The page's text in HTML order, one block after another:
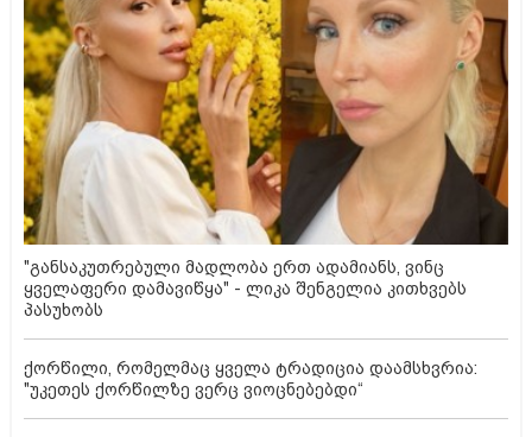
"განსაკუთრებული მადლობა ერთ ადამიანს, ვინც
ყველაფერი დამავიწყა" - ლიკა შენგელია კითხვებს
პასუხობს
ქორწილი, რომელმაც ყველა ტრადიცია დაამსხვრია:
"უკეთეს ქორწილზე ვერც ვიოცნებებდი“